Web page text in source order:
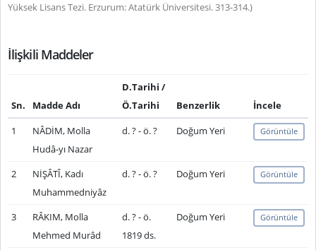
Yüksek Lisans Tezi. Erzurum: Atatürk Üniversitesi. 313-314.)
İlişkili Maddeler
Sn. Madde Adı
D.Tarihi /
Ö.Tarihi
Benzerlik
İncele
1
NÂDİM, Molla
Hudâ-yı Nazar
d. ? - ö. ? Doğum Yeri Görüntüle
2
NİŞÂTÎ, Kadı
Muhammedniyâz
d. ? - ö. ? Doğum Yeri Görüntüle
3
RÂKIM, Molla
Mehmed Murâd
d. ? - ö.
1819 ds.
Doğum Yeri Görüntüle